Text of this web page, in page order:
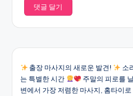
출장 마사지의 새로운 발견!
소
는 특별한 시간
주말의 피로를
변에서 가장 저렴한 마사지, 홈타이